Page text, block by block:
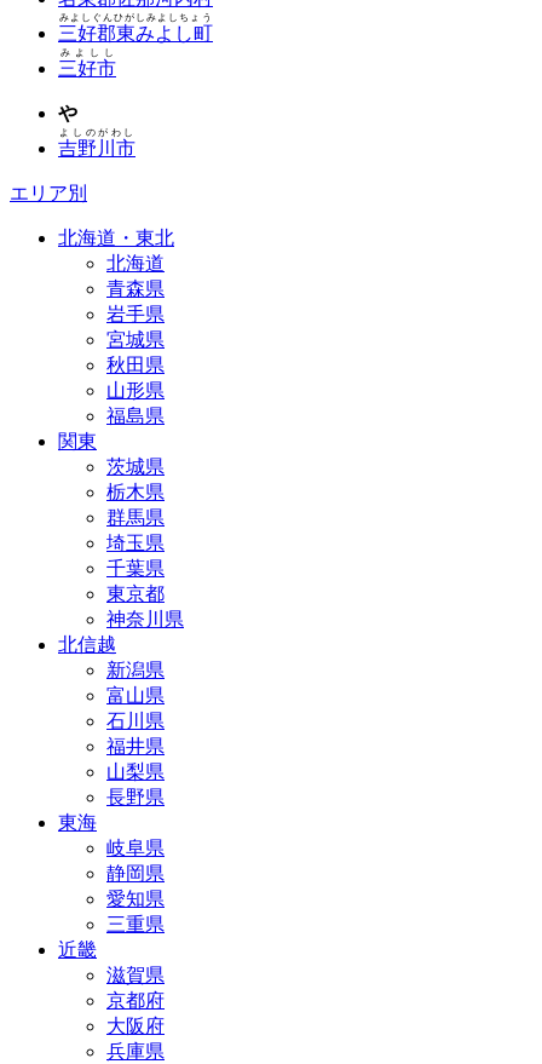
三好郡東みよし町
みよしぐんひがしみよしちょう
三好市
みよしし
や
吉野川市
よしのがわし
エリア別
北海道・東北
北海道
青森県
岩手県
宮城県
秋田県
山形県
福島県
関東
茨城県
栃木県
群馬県
埼玉県
千葉県
東京都
神奈川県
北信越
新潟県
富山県
石川県
福井県
山梨県
長野県
東海
岐阜県
静岡県
愛知県
三重県
近畿
滋賀県
京都府
大阪府
兵庫県